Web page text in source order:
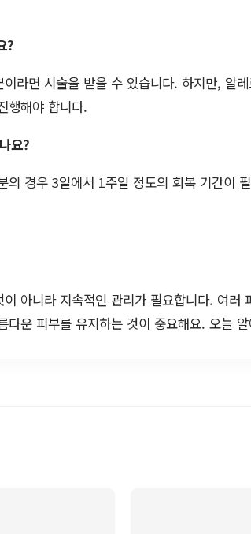
?
라면 시술을 받을 수 있습니다. 하지만, 알
행해야 합니다.
요?
의 경우 3일에서 1주일 정도의 회복 기간이
아니라 지속적인 관리가 필요합니다. 여러
다운 피부를 유지하는 것이 중요해요. 오늘